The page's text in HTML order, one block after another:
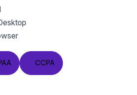
CCPA
CCPA